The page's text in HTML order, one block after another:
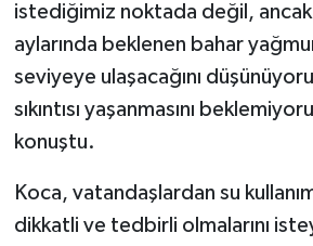
istediğimiz noktada değil, ancak
aylarında beklenen bahar
seviyeye ulaşacağını
sıkıntısı yaşanmasını
konuştu.
Koca, vatandaşlardan su
dikkatli ve tedbirli olmalarını